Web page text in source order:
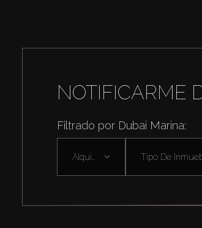
NOTIFICARME
Filtrado por Dubai Marina:
Tipo De Inmuebl